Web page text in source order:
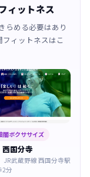
ィットネス
らめる必要はあり
ィットネスはこ
闇ボクササイズ
国分寺
JR武蔵野線 西国分寺駅
分